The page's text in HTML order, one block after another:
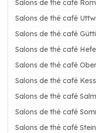
Salons de thé café
Salons de thé café
Salons de thé café
Salons de thé café
Salons de thé café
Salons de thé café
Salons de thé café
Salons de thé café
Salons de thé café